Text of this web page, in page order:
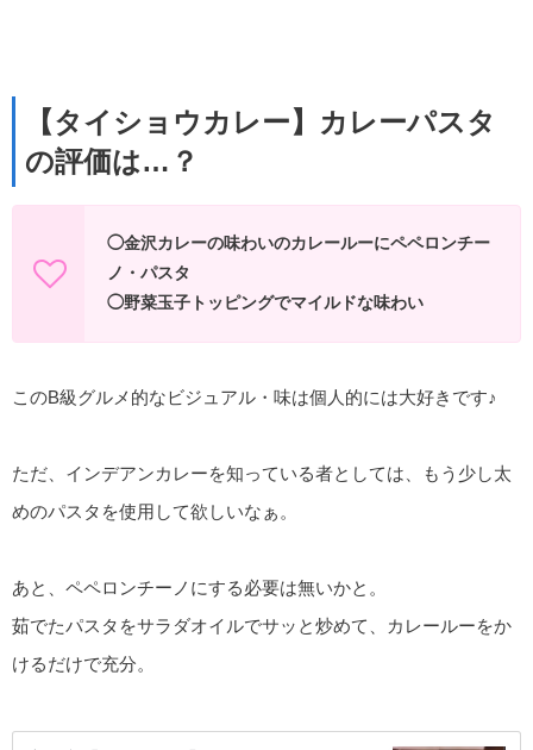
【タイショウカレー】カレーパスタ
の評価は…？
◯金沢カレーの味わいのカレールーにペペロンチー
ノ・パスタ
◯野菜玉子トッピングでマイルドな味わい
このB級グルメ的なビジュアル・味は個人的には大好きです♪
ただ、インデアンカレーを知っている者としては、もう少し太
めのパスタを使用して欲しいなぁ。
あと、ペペロンチーノにする必要は無いかと。
茹でたパスタをサラダオイルでサッと炒めて、カレールーをか
けるだけで充分。